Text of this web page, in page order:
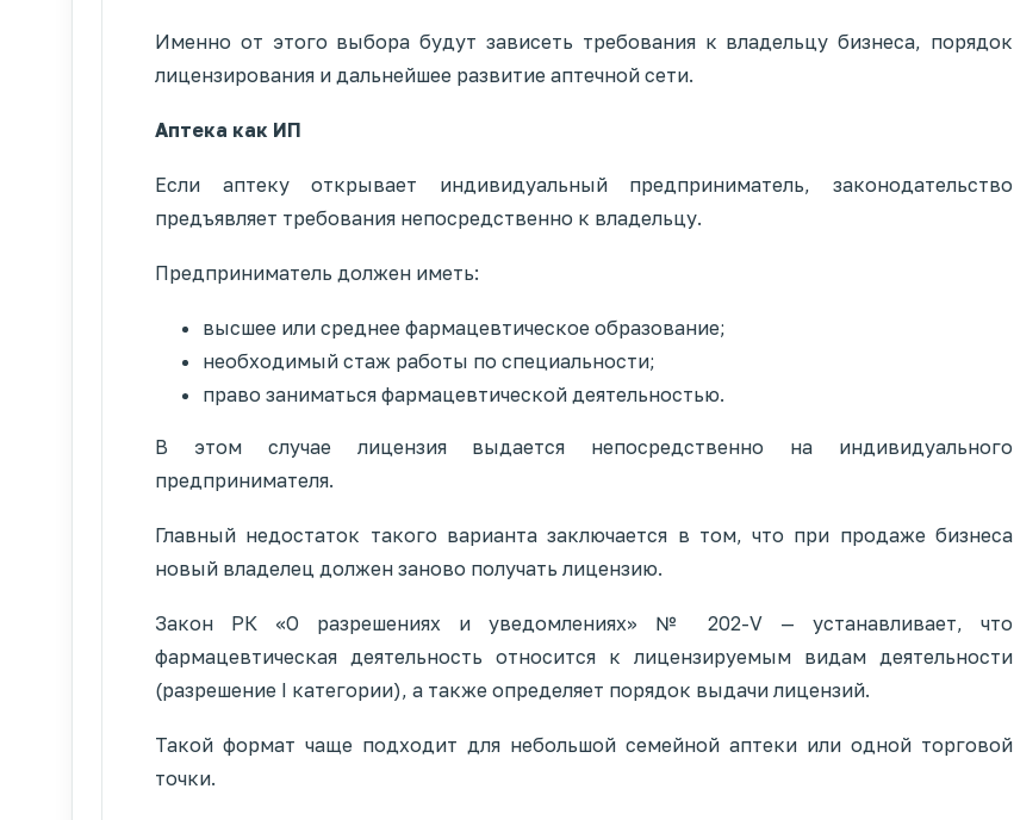
Именно от этого выбора будут зависеть требования к владельцу бизнеса, порядок
лицензирования и дальнейшее развитие аптечной сети.
Аптека как ИП
Если аптеку открывает индивидуальный предприниматель, законодательство
предъявляет требования непосредственно к владельцу.
Предприниматель должен иметь:
высшее или среднее фармацевтическое образование;
необходимый стаж работы по специальности;
право заниматься фармацевтической деятельностью.
В этом случае лицензия выдается непосредственно на индивидуального
предпринимателя.
Главный недостаток такого варианта заключается в том, что при продаже бизнеса
новый владелец должен заново получать лицензию.
Закон РК «О разрешениях и уведомлениях» № 202-V — устанавливает, что
фармацевтическая деятельность относится к лицензируемым видам деятельности
(разрешение I категории), а также определяет порядок выдачи лицензий.
Такой формат чаще подходит для небольшой семейной аптеки или одной торговой
точки.